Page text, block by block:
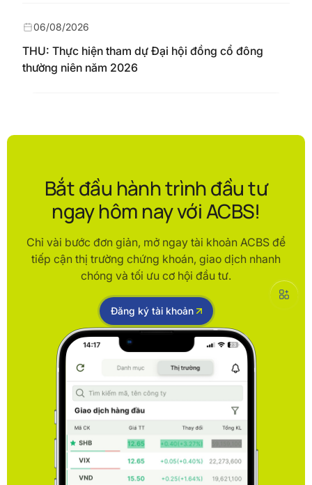
THU: Thực hiện tham dự Đại hội đồng cổ đông
thường niên năm 2026
06/08/2026
Bắt đầu hành trình đầu tư
ngay hôm nay với ACBS!
Chỉ vài bước đơn giản, mở ngay tài khoản ACBS để
tiếp cận thị trường chứng khoán, giao dịch nhanh
chóng và tối ưu cơ hội đầu tư.
Đăng ký tài khoản